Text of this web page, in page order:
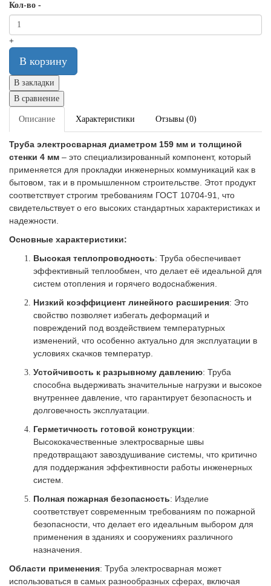
Кол-во -
+
В корзину
В закладки
В сравнение
Описание Характеристики Отзывы (0)
Труба электросварная диаметром 159 мм и толщиной
стенки 4 мм – это специализированный компонент, который
применяется для прокладки инженерных коммуникаций как в
бытовом, так и в промышленном строительстве. Этот продукт
соответствует строгим требованиям ГОСТ 10704-91, что
свидетельствует о его высоких стандартных характеристиках и
надежности.
Основные характеристики:
Высокая теплопроводность: Труба обеспечивает
эффективный теплообмен, что делает её идеальной для
систем отопления и горячего водоснабжения.
Низкий коэффициент линейного расширения: Это
свойство позволяет избегать деформаций и
повреждений под воздействием температурных
изменений, что особенно актуально для эксплуатации в
условиях скачков температур.
Устойчивость к разрывному давлению: Труба
способна выдерживать значительные нагрузки и высокое
внутреннее давление, что гарантирует безопасность и
долговечность эксплуатации.
Герметичность готовой конструкции:
Высококачественные электросварные швы
предотвращают завоздушивание системы, что критично
для поддержания эффективности работы инженерных
систем.
Полная пожарная безопасность: Изделие
соответствует современным требованиям по пожарной
безопасности, что делает его идеальным выбором для
применения в зданиях и сооружениях различного
назначения.
Области применения: Труба электросварная может
использоваться в самых разнообразных сферах, включая